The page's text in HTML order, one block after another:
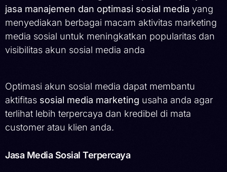
jasa manajemen dan optimasi sosial media yang
menyediakan berbagai macam aktivitas marketing
media sosial untuk meningkatkan popularitas dan
visibilitas akun sosial media anda
Optimasi akun sosial media dapat membantu
aktifitas sosial media marketing usaha anda agar
terlihat lebih terpercaya dan kredibel di mata
customer atau klien anda.
Jasa Media Sosial Terpercaya